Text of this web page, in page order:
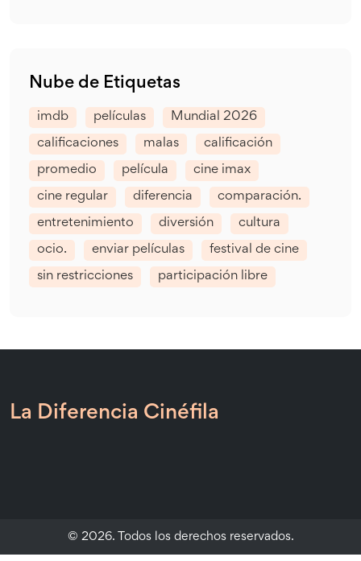
Nube de Etiquetas
imdb películas Mundial 2026
calificaciones malas calificación
promedio película cine imax
cine regular diferencia comparación.
entretenimiento diversión cultura
ocio. enviar películas festival de cine
sin restricciones participación libre
La Diferencia Cinéfila
© 2026. Todos los derechos reservados.